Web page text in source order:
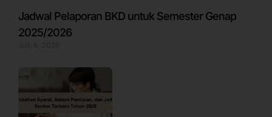
Jadwal Pelaporan BKD untuk Semester Genap
2025/2026